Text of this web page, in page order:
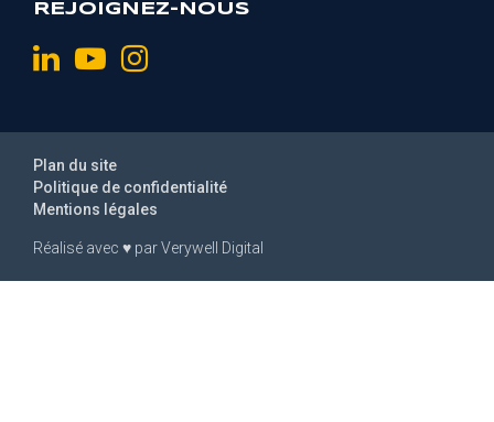
REJOIGNEZ-NOUS
Réalisé avec ♥ parVerywell Digital
Mentions légales
Politique de confidentialité
Plan du site